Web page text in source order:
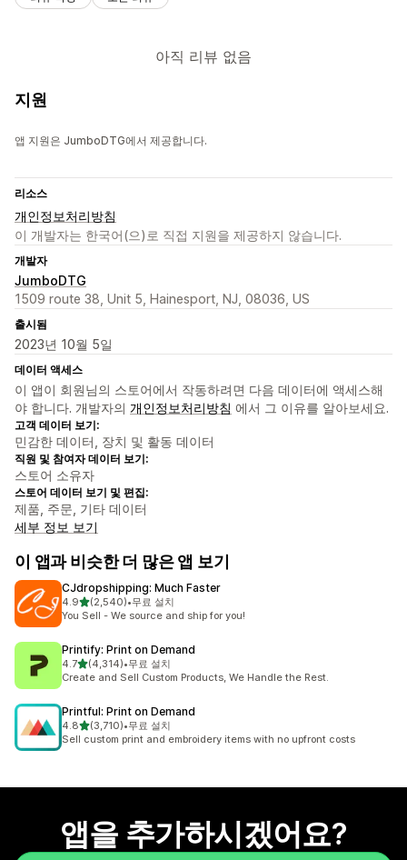
아직 리뷰 없음
지원
앱 지원은 JumboDTG에서 제공합니다.
리소스
개인정보처리방침
이 개발자는 한국어(으)로 직접 지원을 제공하지 않습니다.
개발자
JumboDTG
1509 route 38, Unit 5, Hainesport, NJ, 08036, US
출시됨
2023년 10월 5일
데이터 액세스
이 앱이 회원님의 스토어에서 작동하려면 다음 데이터에 액세스해
야 합니다. 개발자의 개인정보처리방침 에서 그 이유를 알아보세요.
고객 데이터 보기:
민감한 데이터, 장치 및 활동 데이터
직원 및 참여자 데이터 보기:
스토어 소유자
스토어 데이터 보기 및 편집:
제품, 주문, 기타 데이터
세부 정보 보기
이 앱과 비슷한 더 많은 앱 보기
CJdropshipping: Much Faster
4.9별 5개 중
(2,540)
총 리뷰 2540개
•무료 설치
You Sell - We source and ship for you!
Printify: Print on Demand
4.7별 5개 중
(4,314)
총 리뷰 4314개
•무료 설치
Create and Sell Custom Products, We Handle the Rest.
Printful: Print on Demand
4.8별 5개 중
(3,710)
총 리뷰 3710개
•무료 설치
Sell custom print and embroidery items with no upfront costs
앱을 추가하시겠어요?